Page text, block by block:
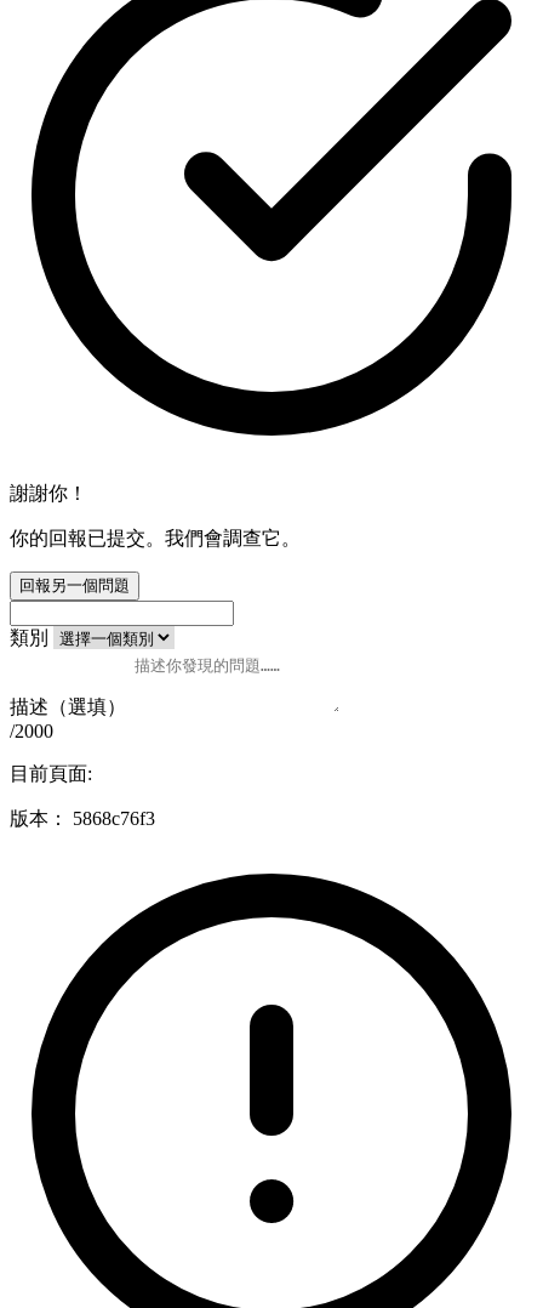
謝謝你！
你的回報已提交。我們會調查它。
回報另一個問題
類別
描述（選填）
/2000
目前頁面:
版本： 5868c76f3